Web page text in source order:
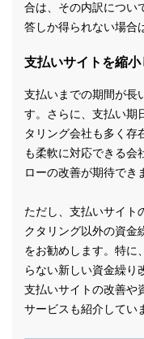
合は、その内訳につい
答しか得られない場合
支払いサイトを縮小
支払いまでの期間が長
す。さらに、支払い期
タリング会社も多く存
も柔軟に対応できる会
ローの改善が期待でき
ただし、支払いサイト
クタリング以外の資金
をお勧めします。特に
らない新しい資金繰り
支払いサイトの改善や
サービスも紹介してい